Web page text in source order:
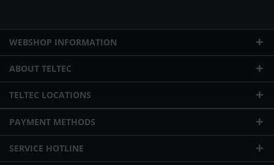
WEBSHOP INFORMATION
ABOUT TELTEC
TELTEC LOCATIONS
PAYMENT METHODS
SERVICE HOTLINE